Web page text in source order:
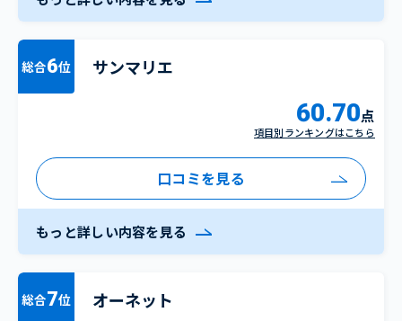
総合6位 サンマリエ
60.70点
項目別ランキングはこちら
口コミを見る
もっと詳しい内容を見る
総合7位 オーネット